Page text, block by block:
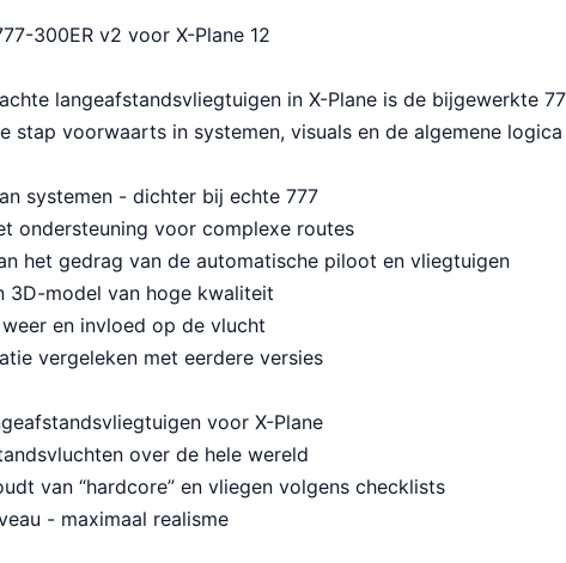
300ER v2 voor X-Plane 12
langeafstandsvliegtuigen in X-Plane is de bijgewerkte
stap voorwaarts in systemen, visuals en de algemene
systemen - dichter bij echte 777
ondersteuning voor complexe routes
het gedrag van de automatische piloot en vliegtuigen
3D-model van hoge kwaliteit
en invloed op de vlucht
vergeleken met eerdere versies
voor X-Plane
over de hele wereld
van “hardcore” en vliegen volgens checklists
- maximaal realisme